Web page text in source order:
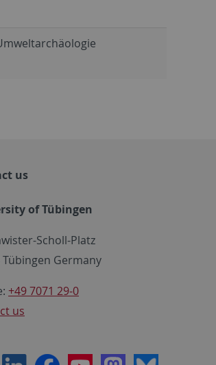
us
of Tübingen
Scholl-Platz
Tübingen Germany
+49 7071 29-0
us